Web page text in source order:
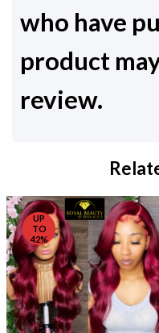
who have
product
review.
UP
TO
42%